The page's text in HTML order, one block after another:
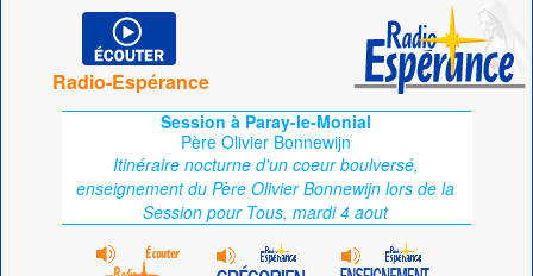
Radio-Espérance
Session à Paray-le-Monial
Père Olivier Bonnewijn
Itinéraire nocturne d'un coeur boulversé,
enseignement du Père Olivier Bonnewijn lors de la
Session pour Tous, mardi 4 aout